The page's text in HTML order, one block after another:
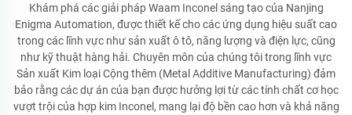
Khám phá các giải pháp Waam Inconel sáng tạo của Nanjing
Enigma Automation, được thiết kế cho các ứng dụng hiệu suất cao
trong các lĩnh vực như sản xuất ô tô, năng lượng và điện lực, cũng
như kỹ thuật hàng hải. Chuyên môn của chúng tôi trong lĩnh vực
Sản xuất Kim loại Cộng thêm (Metal Additive Manufacturing) đảm
bảo rằng các dự án của bạn được hưởng lợi từ các tính chất cơ học
vượt trội của hợp kim Inconel, mang lại độ bền cao hơn và khả năng